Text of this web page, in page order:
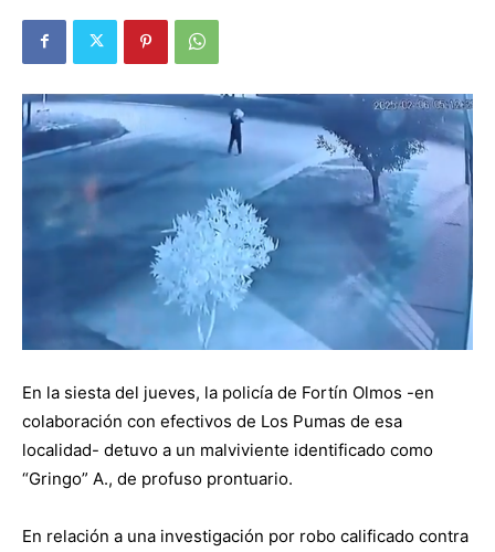
En la siesta del jueves, la policía de Fortín Olmos -en
colaboración con efectivos de Los Pumas de esa
localidad- detuvo a un malviviente identificado como
“Gringo” A., de profuso prontuario.
En relación a una investigación por robo calificado contra